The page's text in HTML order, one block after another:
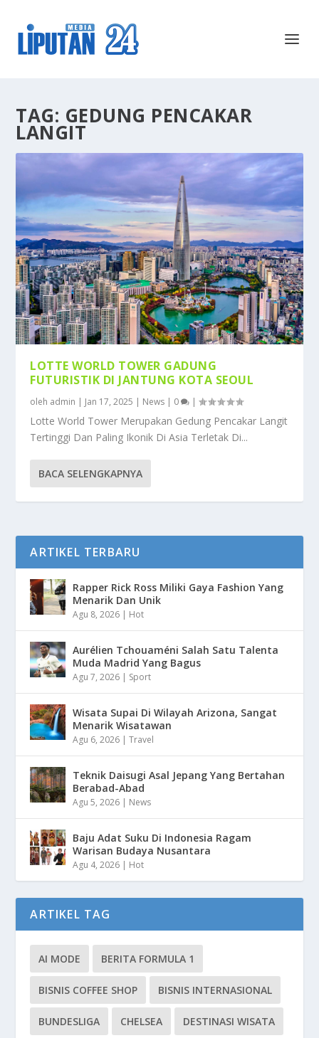
TAG: GEDUNG PENCAKAR
LANGIT
LOTTE WORLD TOWER GADUNG
FUTURISTIK DI JANTUNG KOTA SEOUL
oleh admin | Jan 17, 2025 | News | 0 |
Lotte World Tower Merupakan Gedung Pencakar Langit
Tertinggi Dan Paling Ikonik Di Asia Terletak Di...
BACA SELENGKAPNYA
ARTIKEL TERBARU
Rapper Rick Ross Miliki Gaya Fashion Yang
Menarik Dan Unik
Agu 8, 2026 | Hot
Aurélien Tchouaméni Salah Satu Talenta
Muda Madrid Yang Bagus
Agu 7, 2026 | Sport
Wisata Supai Di Wilayah Arizona, Sangat
Menarik Wisatawan
Agu 6, 2026 |Travel
Teknik Daisugi Asal Jepang Yang Bertahan
Berabad-Abad
Agu 5, 2026 | News
Baju Adat Suku Di Indonesia Ragam
Warisan Budaya Nusantara
Agu 4, 2026 | Hot
ARTIKEL TAG
AI MODE BERITA FORMULA 1
BISNIS COFFEE SHOP BISNIS INTERNASIONAL
BUNDESLIGA CHELSEA DESTINASI WISATA